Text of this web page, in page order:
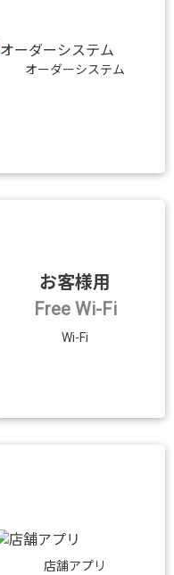
オーダーシステム
お客様用
Free Wi-Fi
Wi-Fi
店舗アプリ